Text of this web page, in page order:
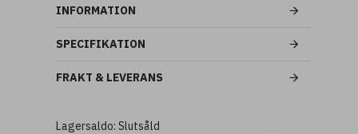
INFORMATION
SPECIFIKATION
FRAKT & LEVERANS
Lagersaldo: Slutsåld